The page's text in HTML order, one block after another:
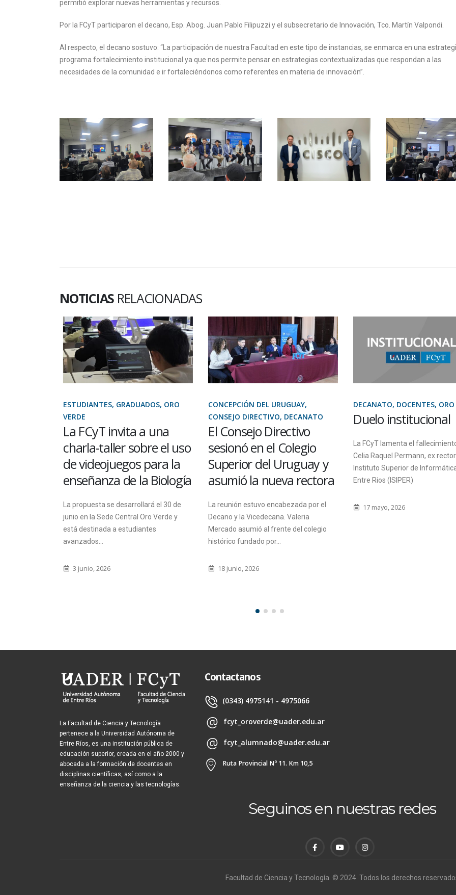
permitió explorar nuevas herramientas y recursos.
Por la FCyT participaron el decano, Esp. Abog. Juan Pablo Filipuzzi y el subsecretario de Innovación, Tco. Martín Valpondi.
Al respecto, el decano sostuvo: “La participación de nuestra Facultad en este tipo de instancias, se enmarca en una
programa fortalecimiento institucional ya que nos permite pensar en estrategias contextualizadas que respondan a las
necesidades de la comunidad e ir fortaleciéndonos como referentes en materia de innovación”.
NOTICIAS RELACIONADAS
ESTUDIANTES, GRADUADOS, ORO
VERDE
La FCyT invita a una
charla-taller sobre el uso
de videojuegos para la
enseñanza de la Biología
La propuesta se desarrollará el 30 de
junio en la Sede Central Oro Verde y
está destinada a estudiantes
avanzados...
3 junio, 2026
CONCEPCIÓN DEL URUGUAY,
CONSEJO DIRECTIVO, DECANATO
El Consejo Directivo
sesionó en el Colegio
Superior del Uruguay y
asumió la nueva rectora
La reunión estuvo encabezada por el
Decano y la Vicedecana. Valeria
Mercado asumió al frente del colegio
histórico fundado por...
18 junio, 2026
DECANATO, DOCENTES, ORO
Duelo institucional
La FCyT lamenta el fallecimiento
Celia Raquel Permann, ex
Instituto Superior de Informática
Entre Rios (ISIPER)
17 mayo, 2026
La Facultad de Ciencia y Tecnología
pertenece a la Universidad Autónoma de
Entre Ríos, es una institución pública de
educación superior, creada en el año 2000 y
abocada a la formación de docentes en
disciplinas científicas, así como a la
enseñanza de la ciencia y las tecnologías.
Contactanos
(0343) 4975141 - 4975066
fcyt_oroverde@uader.edu.ar
fcyt_alumnado@uader.edu.ar
Ruta Provincial Nº 11. Km 10,5
Seguinos en nuestras redes
Facultad de Ciencia y Tecnología. © 2024. Todos los derechos